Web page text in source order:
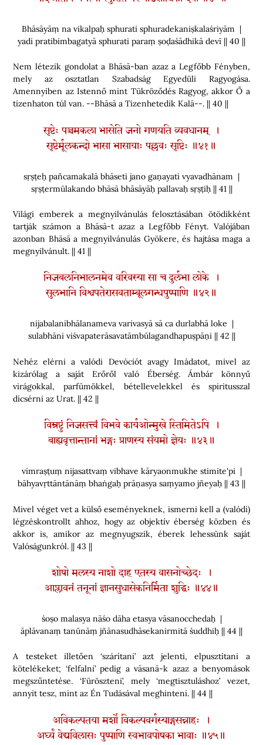
Bhāsāyāṃ na vikalpaḥ sphurati sphuradekaniṣkalaśriyām |
yadi pratibimbagatyā sphurati paraṃ ṣoḍaśādhikā devī || 40 ||
Nem létezik gondolat a Bhāsā-ban azaz a Legfőbb Fényben,
mely az osztatlan Szabadság Egyedüli Ragyogása.
Amennyiben az Istennő mint Tükröződés Ragyog, akkor Ő a
tizenhaton túl van. --Bhāsā a Tizenhetedik Kalā--. || 40 ||
सृष्टेः पञ्चमकला भासेति जनो गणयति व्यवधानम् ।
सृष्टेर्मूलकन्दो भासा भासायाः पल्लवः सृष्टिः ॥४१॥
sṛṣṭeḥ pañcamakalā bhāseti jano gaṇayati vyavadhānam |
sṛṣṭermūlakando bhāsā bhāsāyāḥ pallavaḥ sṛṣṭiḥ || 41 ||
Világi emberek a megnyilvánulás felosztásában ötödikként
tartják számon a Bhāsā-t azaz a Legfőbb Fényt. Valójában
azonban Bhāsā a megnyilvánulás Gyökere, és hajtása maga a
megnyilvánult. || 41 ||
निजबलनिभालनमेव वरिवस्या सा च दुर्लभा लोके ।
सुलभानि विश्वपतेरासवताम्बूलगन्धपुष्पाणि ॥४२॥
nijabalanibhālanameva varivasyā sā ca durlabhā loke |
sulabhāni viśvapaterāsavatāmbūlagandhapuṣpāṇi || 42 ||
Nehéz elérni a valódi Devóciót avagy Imádatot, mivel az
kizárólag a saját Erőről való Éberség. Ámbár könnyű
virágokkal, parfümökkel, bétellevelekkel és spiritusszal
dícsérni az Urat. || 42 ||
विम्रष्टुं निजसत्त्वं विभवे कार्यओन्मुखे स्तिमितेऽपि ।
बाह्यवृत्तान्तानां भङ्गः प्राणस्य संयमो ज्ञेयः ॥४३॥
vimraṣṭuṃ nijasattvaṃ vibhave kāryaonmukhe stimite'pi |
bāhyavṛttāntānāṃ bhaṅgaḥ prāṇasya saṃyamo jñeyaḥ || 43 ||
Mivel véget vet a külső eseményeknek, ismerni kell a (valódi)
légzéskontrollt ahhoz, hogy az objektív éberség közben és
akkor is, amikor az megnyugszik, éberek lehessünk saját
Valóságunkról. || 43 ||
शोषो मलस्य नाशो दाह एतस्य वासनोच्छेदः ।
आप्लावनं तनूनां ज्ञानसुधासेकनिर्मिता शुद्धिः ॥४४॥
śoṣo malasya nāśo dāha etasya vāsanocchedaḥ |
āplāvanaṃ tanūnāṃ jñānasudhāsekanirmitā śuddhiḥ || 44 ||
A testeket illetően ‘szárítani’ azt jelenti, elpusztítani a
kötelékeket; ‘felfalni’ pedig a vāsanā-k azaz a benyomások
megszűntetése. ‘Füröszteni’, mely ‘megtisztuláshoz’ vezet,
annyit tesz, mint az Én Tudásával meghinteni. || 44 ||
अविकल्पतया मर्शो विकल्पवर्गस्याङ्गसन्नाहः ।
अर्घ्यं वेद्यविलासः पुष्पाणि स्वभावपोषका भावाः ॥४५॥